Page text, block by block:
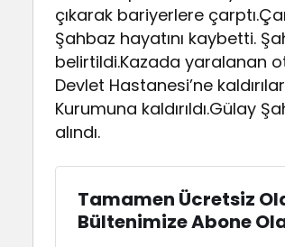
çıkarak bariyerlere
Şahbaz hayatını kaybetti.
belirtildi.Kazada yaralanan
Devlet Hastanesi’ne
Kurumuna kaldırıldı.Gülay
alındı.
Tamamen Ücretsiz
Bültenimize Abone